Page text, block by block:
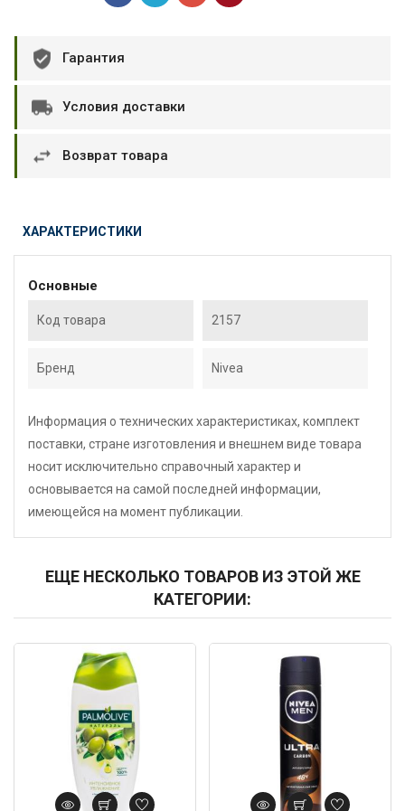
Гарантия
Условия доставки
Возврат товара
ХАРАКТЕРИСТИКИ
Основные
Код товара 2157
Бренд Nivea
Информация о технических характеристиках, комплект
поставки, стране изготовления и внешнем виде товара
носит исключительно справочный характер и
основывается на самой последней информации,
имеющейся на момент публикации.
ЕЩЕ НЕСКОЛЬКО ТОВАРОВ ИЗ ЭТОЙ ЖЕ
КАТЕГОРИИ: